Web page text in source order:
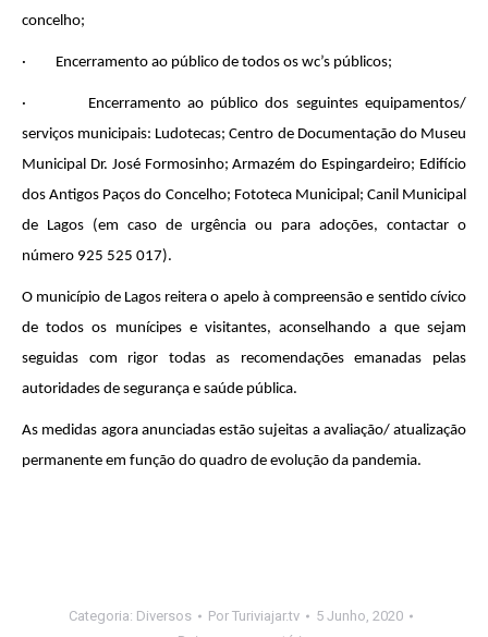
concelho;
· Encerramento ao público de todos os wc’s públicos;
· Encerramento ao público dos seguintes equipamentos/
serviços municipais: Ludotecas; Centro de Documentação do Museu
Municipal Dr. José Formosinho; Armazém do Espingardeiro; Edifício
dos Antigos Paços do Concelho; Fototeca Municipal; Canil Municipal
de Lagos (em caso de urgência ou para adoções, contactar o
número 925 525 017).
O município de Lagos reitera o apelo à compreensão e sentido cívico
de todos os munícipes e visitantes, aconselhando a que sejam
seguidas com rigor todas as recomendações emanadas pelas
autoridades de segurança e saúde pública.
As medidas agora anunciadas estão sujeitas a avaliação/ atualização
permanente em função do quadro de evolução da pandemia.
Categoria: Diversos Por Turiviajar.tv
5 Junho, 2020